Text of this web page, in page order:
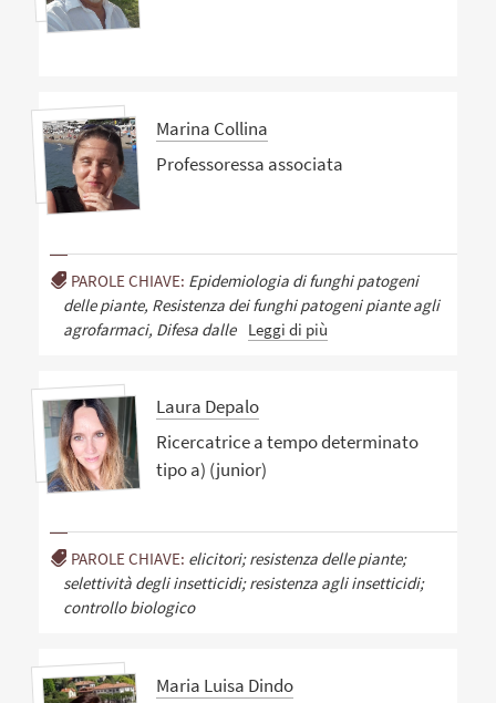
Marina Collina
Professoressa associata
PAROLE CHIAVE: Epidemiologia di funghi patogeni
delle piante, Resistenza dei funghi patogeni piante agli
agrofarmaci, Difesa dalle
Leggi di più
Laura Depalo
Ricercatrice a tempo determinato
tipo a) (junior)
PAROLE CHIAVE: elicitori; resistenza delle piante;
selettività degli insetticidi; resistenza agli insetticidi;
controllo biologico
Maria Luisa Dindo